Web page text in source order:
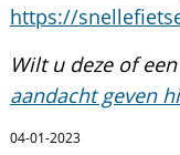
https://
Wilt u deze of
aandacht geven
04-01-2023